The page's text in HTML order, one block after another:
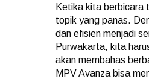
Ketika kita berbicara
topik yang panas.
dan efisien menjadi
Purwakarta, kita
akan membahas
MPV Avanza bisa